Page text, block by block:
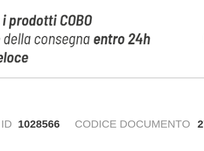
ID 1028566 CODICE DOCUMENTO